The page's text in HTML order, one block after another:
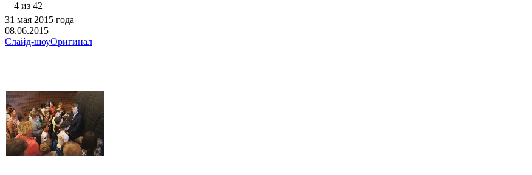
4 из 42
31 мая 2015 года
08.06.2015
Слайд-шоуОригинал